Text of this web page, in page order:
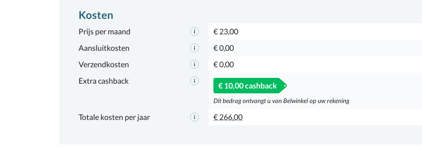
Kosten
Prijs per maand
€ 23,00
Aansluitkosten
€ 0,00
Verzendkosten
€ 0,00
Extra cashback
€ 10,00 cashback
Dit bedrag ontvangt u van Belwinkel op uw rekening
Totale kosten per jaar € 266,00